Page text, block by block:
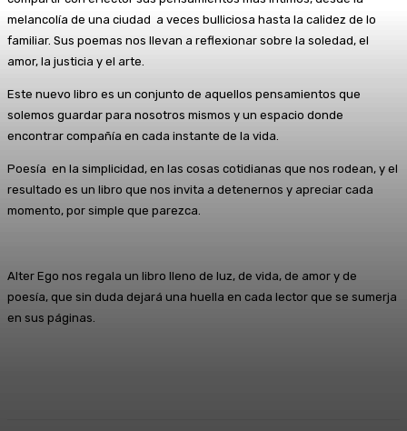
melancolía de una ciudad a veces bulliciosa hasta la calidez de lo
familiar. Sus poemas nos llevan a reflexionar sobre la soledad, el
amor, la justicia y el arte.
Este nuevo libro es un conjunto de aquellos pensamientos que
solemos guardar para nosotros mismos y un espacio donde
encontrar compañía en cada instante de la vida.
Poesía en la simplicidad, en las cosas cotidianas que nos rodean, y el
resultado es un libro que nos invita a detenernos y apreciar cada
momento, por simple que parezca.
Alter Ego nos regala un libro lleno de luz, de vida, de amor y de
poesía, que sin duda dejará una huella en cada lector que se sumerja
en sus páginas.